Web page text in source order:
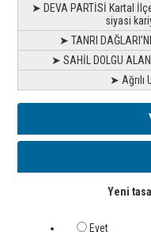
➤ DEVA PARTİSİ Kartal
siyasi
➤ TANRI
➤ SAHİL DOLGU
➤ Ağrılı
Yeni
Evet